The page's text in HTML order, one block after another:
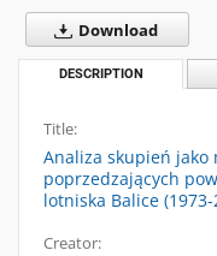
Download
DESCRIPTION
Title:
Analiza skupień jako
poprzedzających
lotniska Balice (1973-
Creator: